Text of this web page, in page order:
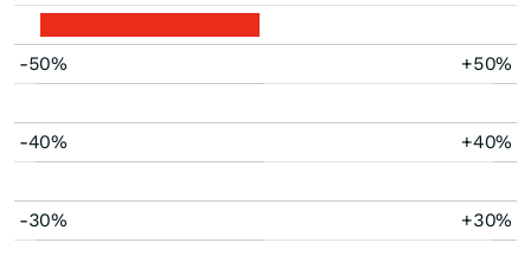
-50% +50%
-40% +40%
-30% +30%